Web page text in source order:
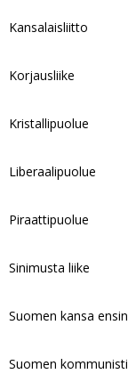
Kansalaisliitto
Korjausliike
Kristallipuolue
Liberaalipuolue
Piraattipuolue
Sinimusta liike
Suomen kansa ensin
Suomen